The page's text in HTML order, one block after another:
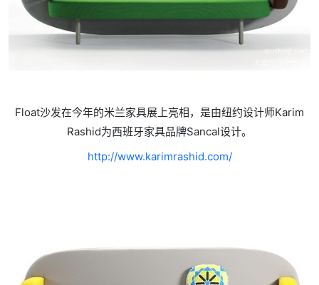
Float沙发在今年的米兰家具展上亮相，是由纽约设计师Karim
Rashid为西班牙家具品牌Sancal设计。
http://www.karimrashid.com/